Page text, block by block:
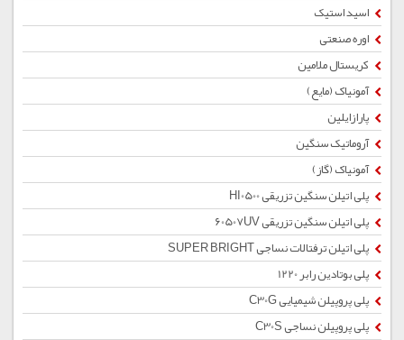
اسید استیک
اوره صنعتی
کریستال ملامین
آمونیاک (مایع)
پارازایلین
آروماتیک سنگین
آمونیاک (گاز)
پلی اتیلن سنگین تزریقی HI0500
پلی اتیلن سنگین تزریقی 60507UV
پلی اتیلن ترفتالات نساجی SUPER BRIGHT
پلی بوتادین رابر 1220
پلی پروپیلن شیمیایی C30G
پلی پروپیلن نساجی C30S